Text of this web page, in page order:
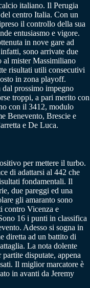
italiano. Il Perugia
centro Italia. Con un
il controllo della sua
entusiasmo e vigore.
in nove gare ad
sono arrivate due
al mister Massimiliano
risultati utili consecutivi
in zona playoff.
prossimo impegno
troppi, a pari merito con
con il 3412, modulo
Benevento, Brescie e
e De Luca.
per mettere il turbo.
di adattarsi al 442 che
fondamentali. Il
due pareggi ed una
gli amaranto sono
contro Vicenza e
16 i punti in classifica
Adesso si sogna in
diretta ad un battito di
La nota dolente
disputate, appena
Il miglior marcatore è
in avanti da Jeremy